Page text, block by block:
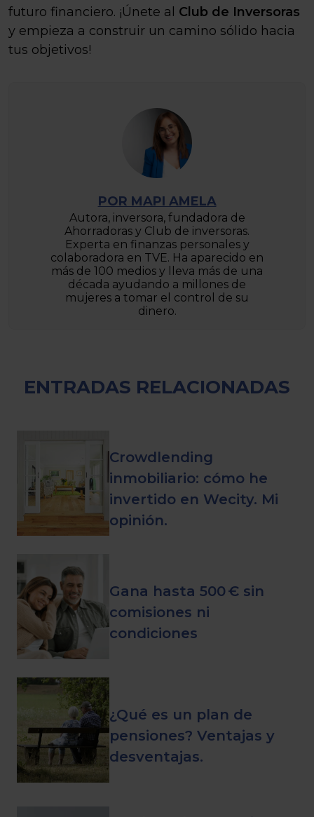
futuro financiero. ¡Únete al Club de Inversoras
y empieza a construir un camino sólido hacia
tus objetivos!
POR MAPI AMELA
Autora, inversora, fundadora de
Ahorradoras y Club de inversoras.
Experta en finanzas personales y
colaboradora en TVE. Ha aparecido en
más de 100 medios y lleva más de una
década ayudando a millones de
mujeres a tomar el control de su
dinero.
ENTRADAS RELACIONADAS
Crowdlending
inmobiliario: cómo he
invertido en Wecity. Mi
opinión.
Gana hasta 500 € sin
comisiones ni
condiciones
¿Qué es un plan de
pensiones? Ventajas y
desventajas.